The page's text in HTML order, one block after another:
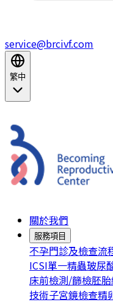
service@brcivf.com
繁中
關於我們
服務項目
不孕門診及檢查流
ICSI單一精蟲玻尿
床前檢測/篩檢胚
技術子宮鏡檢查精